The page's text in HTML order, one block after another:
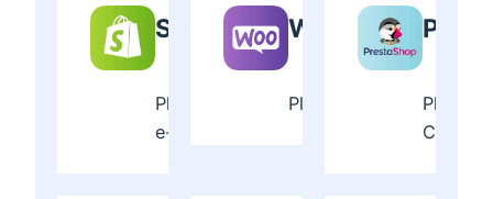
SHOPIFY
Plateforme
e-Commerce
Plateforme e-